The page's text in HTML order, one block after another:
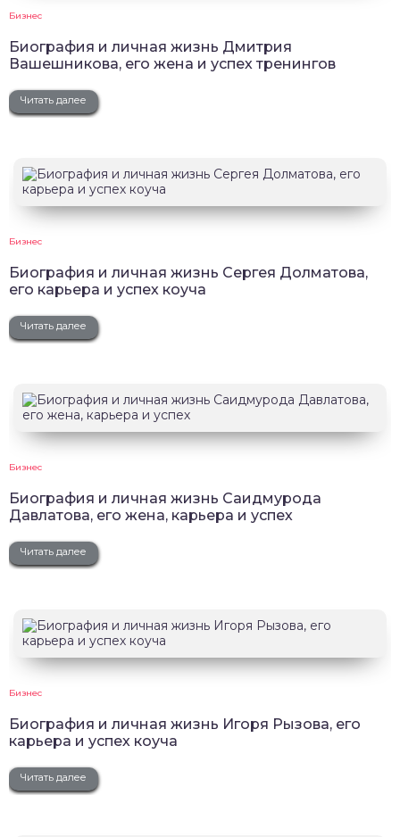
Бизнес
Биография и личная жизнь Дмитрия
Вашешникова, его жена и успех тренингов
Читать далее
Бизнес
Биография и личная жизнь Сергея Долматова,
его карьера и успех коуча
Читать далее
Бизнес
Биография и личная жизнь Саидмурода
Давлатова, его жена, карьера и успех
Читать далее
Бизнес
Биография и личная жизнь Игоря Рызова, его
карьера и успех коуча
Читать далее